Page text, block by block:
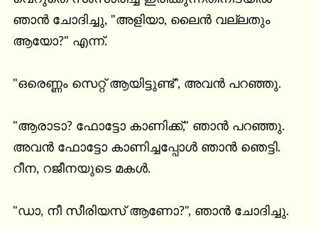
ഞാൻ ചോദിച്ചു, "അളിയാ, ലൈൻ വല്ലതും
ആയോ?" എന്ന്.
"ഒരെണ്ണം സെറ്റ് ആയിട്ടുണ്ട്", അവൻ പറഞ്ഞു.
"ആരാടാ? ഫോട്ടോ കാണിക്ക്," ഞാൻ പറഞ്ഞു.
അവൻ ഫോട്ടോ കാണിച്ചപ്പോൾ ഞാൻ ഞെട്ടി.
റീന, റജീനയുടെ മകൾ.
"ഡാ, നീ സീരിയസ് ആണോ?", ഞാൻ ചോദിച്ചു.